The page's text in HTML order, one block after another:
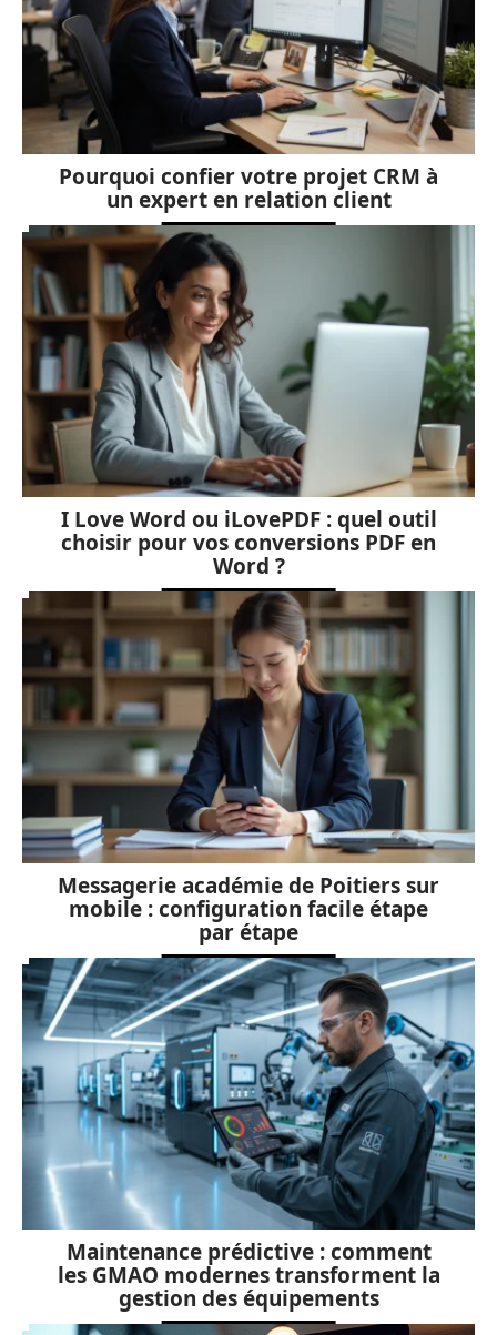
Pourquoi confier votre projet CRM à
un expert en relation client
I Love Word ou iLovePDF : quel outil
choisir pour vos conversions PDF en
Word ?
Messagerie académie de Poitiers sur
mobile : configuration facile étape
par étape
Maintenance prédictive : comment
les GMAO modernes transforment la
gestion des équipements